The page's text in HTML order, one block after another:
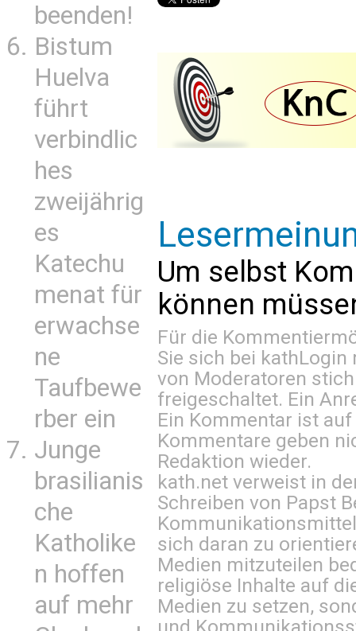
beenden!
Bistum
Huelva
führt
verbindlic
hes
zweijährig
es
Katechu
menat für
erwachse
ne
Taufbewe
rber ein
Junge
brasilianis
che
Katholike
n hoffen
auf mehr
Um selbst
können
Für die
Sie sich bei kathLogin
von Moderatoren
freigeschaltet. Ein
Ein Kommentar ist
Kommentare geben
Redaktion wieder.
kath.net verweist in
Schreiben von Papst
sich daran zu
Medien mitzuteilen
religiöse Inhalte auf
Medien zu setzen,